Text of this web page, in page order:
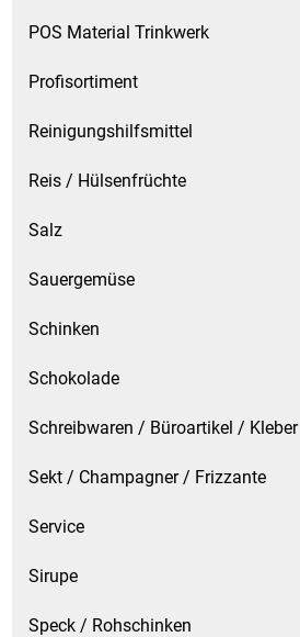
POS Material Trinkwerk
Profisortiment
Reinigungshilfsmittel
Reis / Hülsenfrüchte
Salz
Sauergemüse
Schinken
Schokolade
Schreibwaren / Büroartikel / Kleber
Sekt / Champagner / Frizzante
Service
Sirupe
Speck / Rohschinken